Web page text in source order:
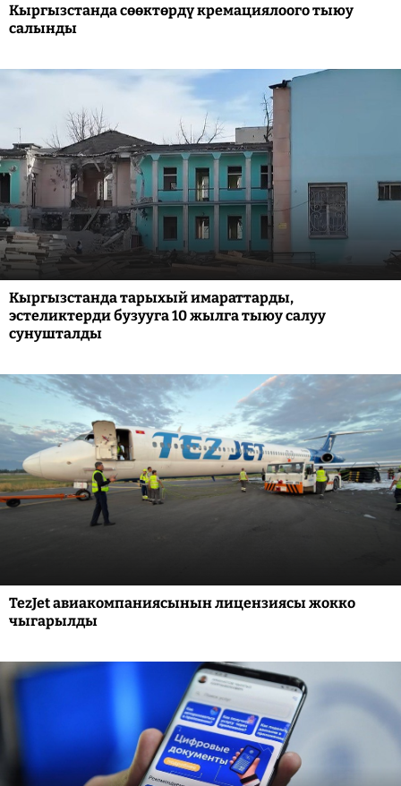
Кыргызстанда сөөктөрдү кремациялоого тыюу
салынды
Кыргызстанда тарыхый имараттарды,
эстеликтерди бузууга 10 жылга тыюу салуу
сунушталды
TezJet авиакомпаниясынын лицензиясы жокко
чыгарылды